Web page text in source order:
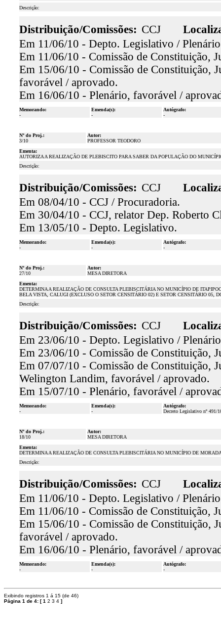
Descrição:
Distribuição/Comissões: CCJ
Em 11/06/10 - Depto. Legislativo /
Em 11/06/10 - Comissão de Constituição,
Em 15/06/10 - Comissão de Constituição,
favorável / aprovado.
Em 16/06/10 - Plenário, favorável /
Memorando:
-
Emenda(s):
-
Autógrafo:
-
Nº do Proj.:
3/10
Autor:
PROFESSOR TEODORO
Ementa:
AUTORIZA A REALIZAÇÃO DE PLEBISCITO PARA SABER DA POPULAÇÃO DO
Descrição:
Distribuição/Comissões: CCJ
Em 08/04/10 - CCJ / Procuradoria.
Em 30/04/10 - CCJ, relator Dep. Roberto
Em 13/05/10 - Depto. Legislativo.
Memorando:
-
Emenda(s):
-
Autógrafo:
-
Nº do Proj.:
27/10
Autor:
MESA DIRETORA
Ementa:
DETERMINA A REALIZAÇÃO DE CONSULTA PLEBISCITÁRIA NO MUNICÍPIO DE
BELA VISTA, CALUGI (EXCLUSO O SETOR CENSITÁRIO 02) E SETOR CENSITÁRIO 05,
Descrição:
Distribuição/Comissões: CCJ
Em 23/06/10 - Depto. Legislativo /
Em 23/06/10 - Comissão de Constituição,
Em 07/07/10 - Comissão de Constituição,
Welington Landim, favorável / aprovado.
Em 15/07/10 - Plenário, favorável /
Memorando:
-
Emenda(s):
-
Autógrafo:
Decreto Legislativo nº 491/
Nº do Proj.:
18/10
Autor:
MESA DIRETORA
Ementa:
DETERMINA A REALIZAÇÃO DE CONSULTA PLEBISCITÁRIA NO MUNICÍPIO DE
Descrição:
Distribuição/Comissões: CCJ
Em 11/06/10 - Depto. Legislativo /
Em 11/06/10 - Comissão de Constituição,
Em 15/06/10 - Comissão de Constituição,
favorável / aprovado.
Em 16/06/10 - Plenário, favorável /
Memorando:
-
Emenda(s):
-
Autógrafo:
-
Exibindo registros 1 á 15 (de 46)
Página 1 de 4: [1 2 3 4 ]